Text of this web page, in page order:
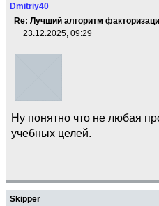
Dmitriy40
Re: Лучший алгоритм
23.12.2025, 09:29
Ну понятно что не любая
учебных целей.
Skipper